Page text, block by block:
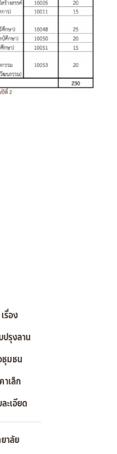
รื่อง
ปรุงลาน
ชุมชน
าเล็ก
ะเอียด
าลัย